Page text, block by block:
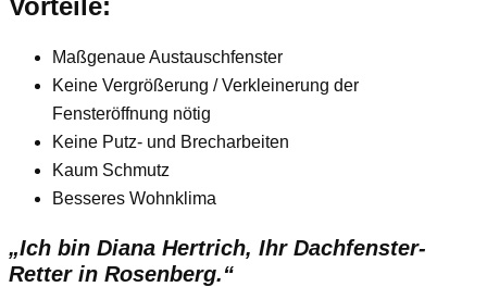
Vorteile:
Maßgenaue Austauschfenster
Keine Vergrößerung / Verkleinerung der
Fensteröffnung nötig
Keine Putz- und Brecharbeiten
Kaum Schmutz
Besseres Wohnklima
„Ich bin Diana Hertrich, Ihr Dachfenster-
Retter in Rosenberg.“